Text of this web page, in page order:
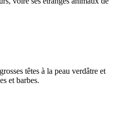
têtes à la peau verdâtre et
et barbes.